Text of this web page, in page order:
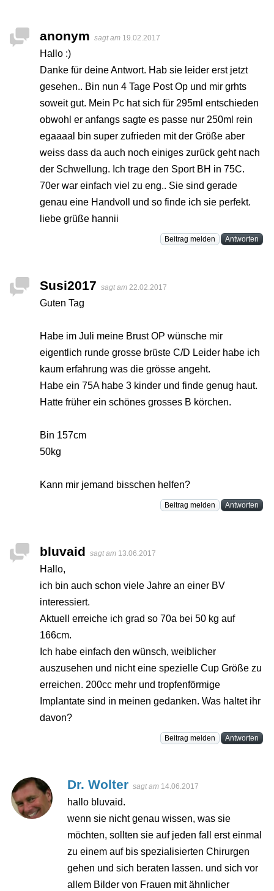
anonym sagt am 19.02.2017
Hallo :)
Danke für deine Antwort. Hab sie leider erst jetzt
gesehen.. Bin nun 4 Tage Post Op und mir grhts
soweit gut. Mein Pc hat sich für 295ml entschieden
obwohl er anfangs sagte es passe nur 250ml rein
egaaaal bin super zufrieden mit der Größe aber
weiss dass da auch noch einiges zurück geht nach
der Schwellung. Ich trage den Sport BH in 75C.
70er war einfach viel zu eng.. Sie sind gerade
genau eine Handvoll und so finde ich sie perfekt.
liebe grüße hannii
Beitrag melden Antworten
Susi2017 sagt am 22.02.2017
Guten Tag
Habe im Juli meine Brust OP wünsche mir
eigentlich runde grosse brüste C/D Leider habe ich
kaum erfahrung was die grösse angeht.
Habe ein 75A habe 3 kinder und finde genug haut.
Hatte früher ein schönes grosses B körchen.
Bin 157cm
50kg
Kann mir jemand bisschen helfen?
Beitrag melden Antworten
bluvaid sagt am 13.06.2017
Hallo,
ich bin auch schon viele Jahre an einer BV
interessiert.
Aktuell erreiche ich grad so 70a bei 50 kg auf
166cm.
Ich habe einfach den wünsch, weiblicher
auszusehen und nicht eine spezielle Cup Größe zu
erreichen. 200cc mehr und tropfenförmige
Implantate sind in meinen gedanken. Was haltet ihr
davon?
Beitrag melden Antworten
Dr. Wolter sagt am 14.06.2017
hallo bluvaid.
wenn sie nicht genau wissen, was sie
möchten, sollten sie auf jeden fall erst einmal
zu einem auf bis spezialisierten Chirurgen
gehen und sich beraten lassen. und sich vor
allem Bilder von Frauen mit ähnlicher